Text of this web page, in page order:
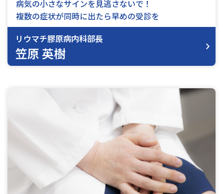
病気の小さなサインを見逃さないで！
複数の症状が同時に出たら早めの受診を
リウマチ膠原病内科部長
笠原 英樹